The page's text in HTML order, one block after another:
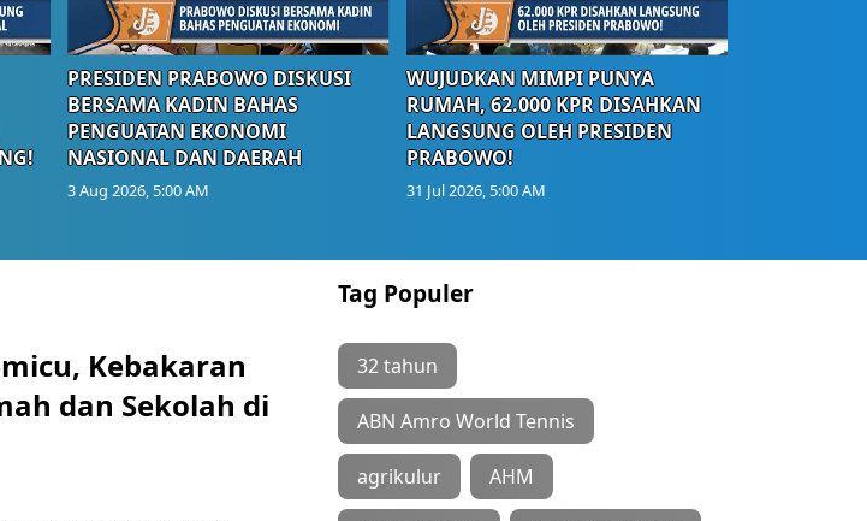
PRESIDEN PRABOWO DISKUSI
BERSAMA KADIN BAHAS
PENGUATAN EKONOMI
NASIONAL DAN DAERAH
3 Aug 2026, 5:00 AM
WUJUDKAN MIMPI PUNYA
RUMAH, 62.000 KPR DISAHKAN
LANGSUNG OLEH PRESIDEN
PRABOWO!
31 Jul 2026, 5:00 AM
Kebakaran
dan Sekolah di
Tag Populer
32 tahun
ABN Amro World Tennis
agrikulur AHM